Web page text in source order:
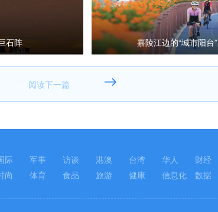
石阵 嘉陵江边的“城市阳台”
际 军事 访谈 港澳 台湾 华人 财经
尚 体育 食品 旅游 健康 信息化 数据